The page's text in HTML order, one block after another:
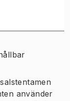
använder